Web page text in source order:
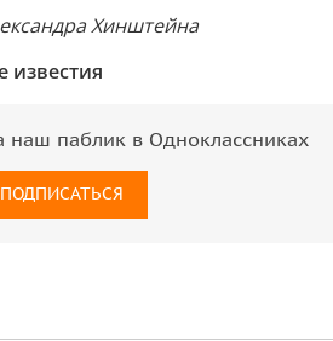
Хинштейна
известия
наш паблик в Одноклассниках
ПОДПИСАТЬСЯ